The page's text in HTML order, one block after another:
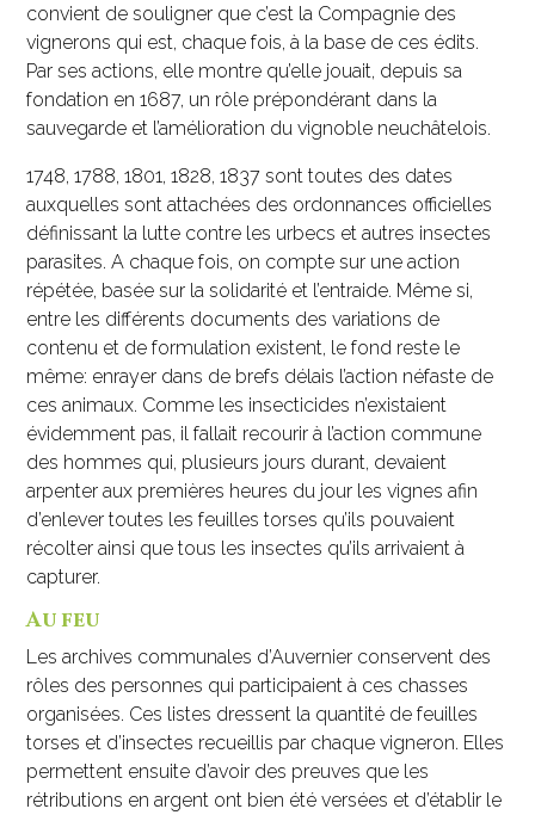
convient de souligner que c’est la Compagnie des
vignerons qui est, chaque fois, à la base de ces édits.
Par ses actions, elle montre qu’elle jouait, depuis sa
fondation en 1687, un rôle prépondérant dans la
sauvegarde et l’amélioration du vignoble neuchâtelois.
1748, 1788, 1801, 1828, 1837 sont toutes des dates
auxquelles sont attachées des ordonnances officielles
définissant la lutte contre les urbecs et autres insectes
parasites. A chaque fois, on compte sur une action
répétée, basée sur la solidarité et l’entraide. Même si,
entre les différents documents des variations de
contenu et de formulation existent, le fond reste le
même: enrayer dans de brefs délais l’action néfaste de
ces animaux. Comme les insecticides n’existaient
évidemment pas, il fallait recourir à l’action commune
des hommes qui, plusieurs jours durant, devaient
arpenter aux premières heures du jour les vignes afin
d’enlever toutes les feuilles torses qu’ils pouvaient
récolter ainsi que tous les insectes qu’ils arrivaient à
capturer.
Au feu
Les archives communales d’Auvernier conservent des
rôles des personnes qui participaient à ces chasses
organisées. Ces listes dressent la quantité de feuilles
torses et d’insectes recueillis par chaque vigneron. Elles
permettent ensuite d’avoir des preuves que les
rétributions en argent ont bien été versées et d’établir le